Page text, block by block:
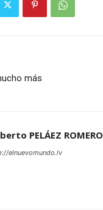
más
PELÁEZ ROMERO
elnuevomundo.lv